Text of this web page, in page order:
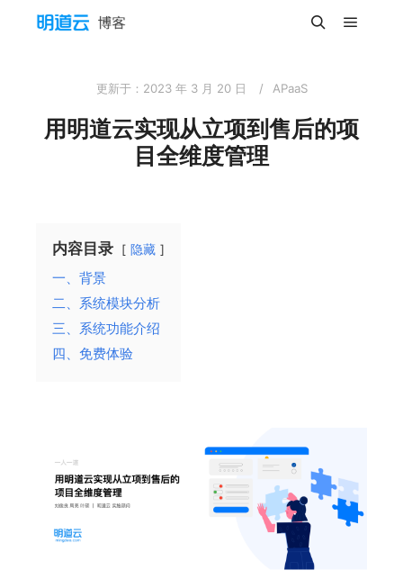
更新于： 2023 年 3 月 20 日 APaaS
用明道云实现从立项到售后的项
目全维度管理
内容目录 隐藏
一、背景
二、系统模块分析
三、系统功能介绍
四、免费体验